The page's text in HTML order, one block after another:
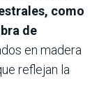
como
de
en madera
reflejan la